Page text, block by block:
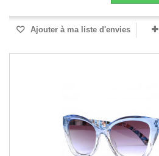
Ajouter à ma liste d'envies